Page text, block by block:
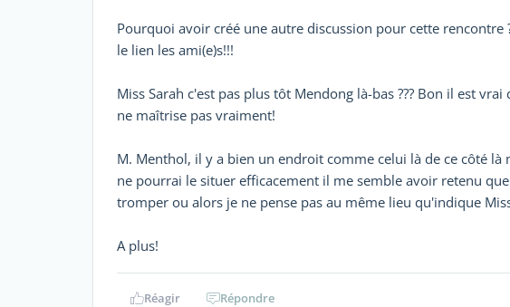
Pourquoi avoir créé une autre discussion pour cette rencontre
le lien les ami(e)s!!!
Miss Sarah c'est pas plus tôt Mendong là-bas ??? Bon il est
ne maîtrise pas vraiment!
M. Menthol, il y a bien un endroit comme celui là de ce côté là
ne pourrai le situer efficacement il me semble avoir retenu
tromper ou alors je ne pense pas au même lieu qu'indique
A plus!
Réagir Répondre